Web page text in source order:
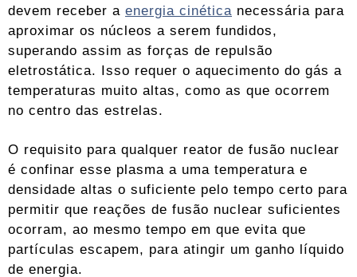
devem receber a energia cinética necessária para
aproximar os núcleos a serem fundidos,
superando assim as forças de repulsão
eletrostática. Isso requer o aquecimento do gás a
temperaturas muito altas, como as que ocorrem
no centro das estrelas.
O requisito para qualquer reator de fusão nuclear
é confinar esse plasma a uma temperatura e
densidade altas o suficiente pelo tempo certo para
permitir que reações de fusão nuclear suficientes
ocorram, ao mesmo tempo em que evita que
partículas escapem, para atingir um ganho líquido
de energia.